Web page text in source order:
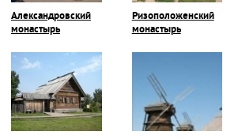
Александровский
монастырь
Ризоположенский
монастырь